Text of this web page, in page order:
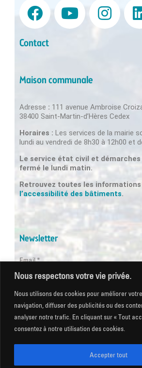
Nous respectons votre vie privée.
Nous utilisons des cookies pour améliorer
navigation, diffuser des publicités ou des
analyser notre trafic. En cliquant sur « Tout
consentez à notre utilisation des cookies.
Accepter tout
Contact
Maison communale
Adresse : 111 avenue Ambroise
38400 Saint-Martin-d’Hères Cedex
Horaires : Les services de la mairie
lundi au vendredi de 8h30 à 12h00 et
Le service état civil et
fermé le lundi matin.
Retrouvez toutes les
l’accessibilité des bâtiments.
Newsletter
Email *
Les champs suivis d'une * sont